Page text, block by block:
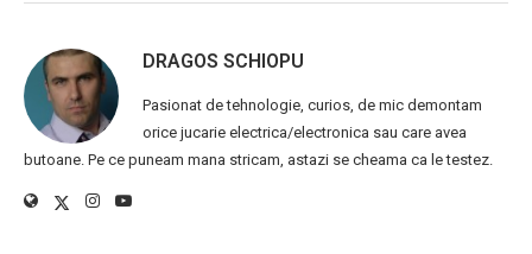
DRAGOS SCHIOPU
Pasionat de tehnologie, curios, de mic demontam
orice jucarie electrica/electronica sau care avea
butoane. Pe ce puneam mana stricam, astazi se cheama ca le testez.